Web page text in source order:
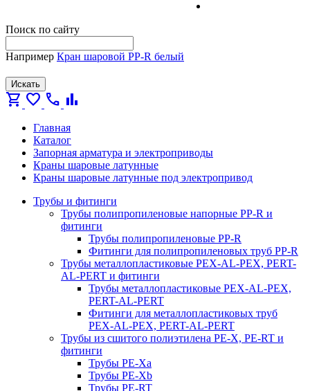
Поиск по сайту
Например Кран шаровой PP-R белый
Искать
shopping_cart favorite call bar_chart
Главная
Каталог
Запорная арматура и электроприводы
Краны шаровые латунные
Краны шаровые латунные под электропривод
Трубы и фитинги
Трубы полипропиленовые напорные PP-R и
фитинги
Трубы полипропиленовые PP-R
Фитинги для полипропиленовых труб PP-R
Трубы металлопластиковые PEX-AL-PEX, PERT-
AL-PERT и фитинги
Трубы металлопластиковые PEX-AL-PEX,
PERT-AL-PERT
Фитинги для металлопластиковых труб
PEX-AL-PEX, PERT-AL-PERT
Трубы из сшитого полиэтилена PE-X, PE-RT и
фитинги
Трубы PE-Xa
Трубы PE-Xb
Трубы PE-RT